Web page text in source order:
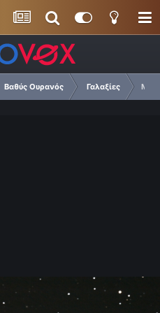
Βαθύς Ουρανός Γαλαξίες M101